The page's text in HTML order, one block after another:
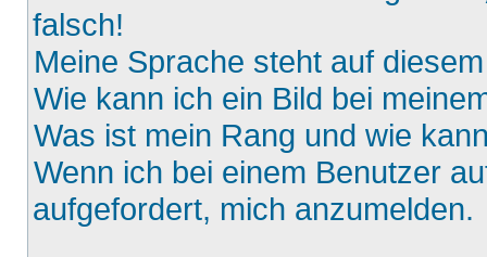
falsch!
Meine Sprache steht auf
Wie kann ich ein Bild bei
Was ist mein Rang und wie
Wenn ich bei einem Benutzer
aufgefordert, mich anzumelden.